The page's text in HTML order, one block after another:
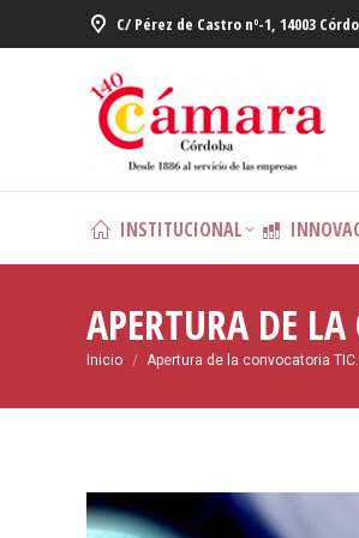
C/ Pérez de Castro nº-1, 14003
INSTITUCIONAL
APERTURA DE
Estás aquí:
Inicio Apertura de la convocatoria